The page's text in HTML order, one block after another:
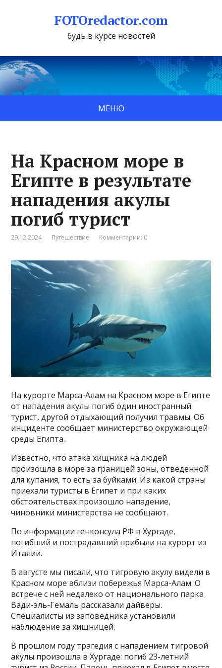
FOTOredactor.com
будь в курсе новостей
МЕНЮ
На Красном море в
Египте в результате
нападения акулы
погиб турист
29.12.2024 Путешествие Комментарии: 0
На курорте Марса-Алам на Красном море в Египте
от нападения акулы погиб один иностранный
турист, другой отдыхающий получил травмы. Об
инциденте сообщает министерство окружающей
среды Египта.
Известно, что атака хищника на людей
произошла в море за границей зоны, отведенной
для купания, то есть за буйками. Из какой страны
приехали туристы в Египет и при каких
обстоятельствах произошло нападение,
чиновники министерства не сообщают.
По информации генконсула РФ в Хургаде,
погибший и пострадавший прибыли на курорт из
Италии.
В августе мы писали, что тигровую акулу видели в
Красном море вблизи побережья Марса-Алам. О
встрече с ней недалеко от национального парка
Вади-эль-Гемаль рассказали дайверы.
Специалисты из заповедника установили
наблюдение за хищницей.
В прошлом году трагедия с нападением тигровой
акулы произошла в Хургаде: погиб 23-летний